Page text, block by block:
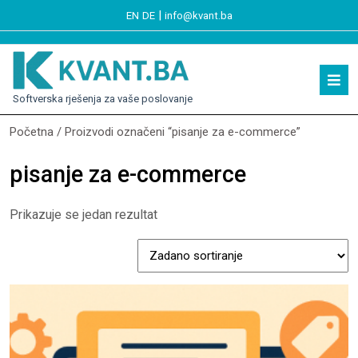
EN DE| info@kvant.ba
Softverska rješenja za vaše poslovanje
Početna / Proizvodi označeni “pisanje za e-commerce”
pisanje za e-commerce
Prikazuje se jedan rezultat